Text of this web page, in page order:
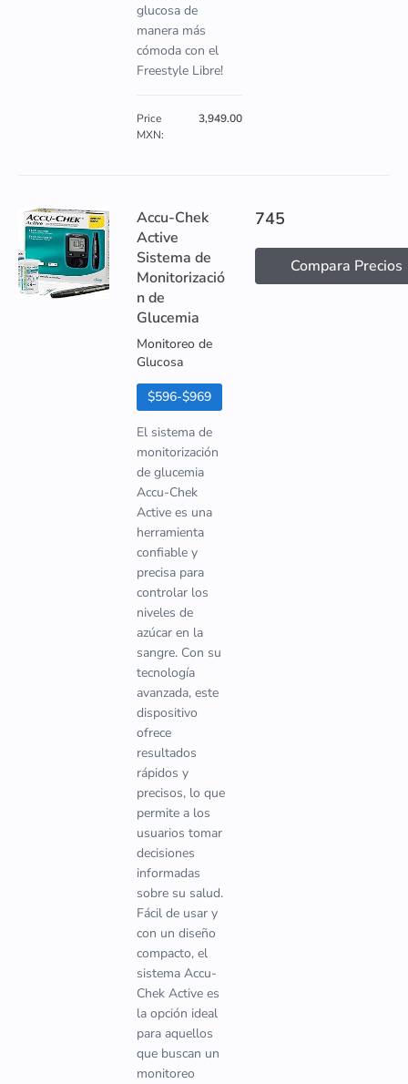
glucosa de
manera más
cómoda con el
Freestyle Libre!
Price
MXN:
3,949.00
Accu-Chek
Active
Sistema de
Monitorizació
n de
Glucemia
Monitoreo de
Glucosa
$596-$969
El sistema de
monitorización
de glucemia
Accu-Chek
Active es una
herramienta
confiable y
precisa para
controlar los
niveles de
azúcar en la
sangre. Con su
tecnología
avanzada, este
dispositivo
ofrece
resultados
rápidos y
precisos, lo que
permite a los
usuarios tomar
decisiones
informadas
sobre su salud.
Fácil de usar y
con un diseño
compacto, el
sistema Accu-
Chek Active es
la opción ideal
para aquellos
que buscan un
monitoreo
745
Compara Precios